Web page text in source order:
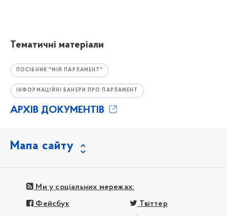
Тематичні матеріали
ПОСІБНИК "МІЙ ПАРЛАМЕНТ"
ІНФОРМАЦІЙНІ БАНЕРИ ПРО ПАРЛАМЕНТ
АРХІВ ДОКУМЕНТІВ
Мапа сайту
Ми у соціальних мережах:
Фейсбук Твіттер